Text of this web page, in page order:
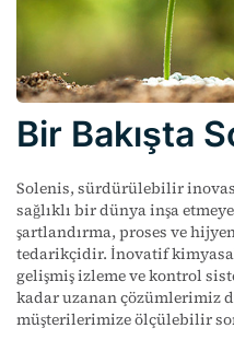
Bir Bakışta
Solenis, sürdürülebilir
sağlıklı bir dünya inşa
şartlandırma, proses ve
tedarikçidir. İnovatif
gelişmiş izleme ve kontrol
kadar uzanan çözümlerimiz
müşterilerimize ölçülebilir